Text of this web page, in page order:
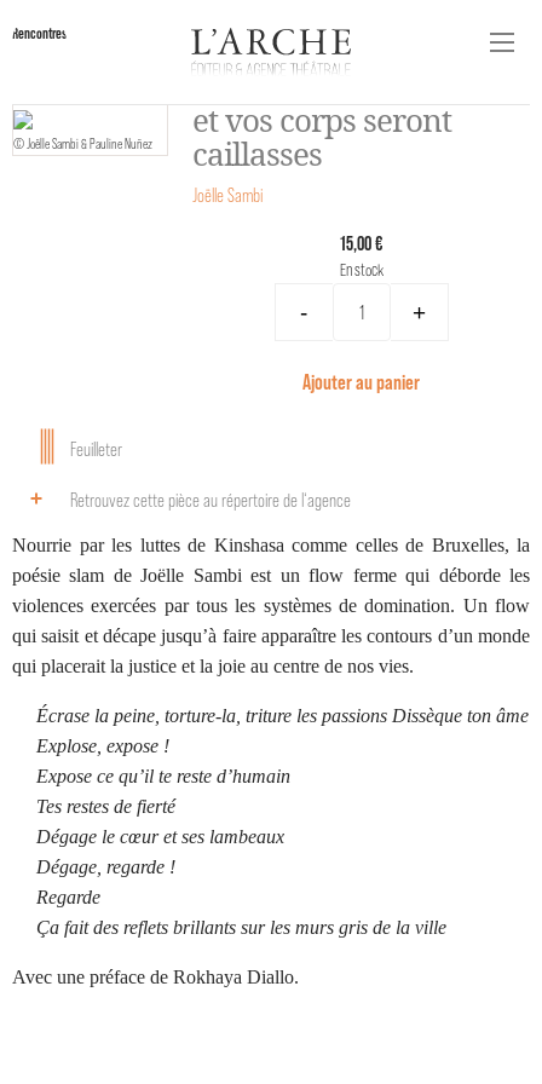
Rencontres
© Joëlle Sambi & Pauline Nuñez
et vos corps seront
caillasses
Joëlle Sambi
15,00 €
En stock
- +
Ajouter au panier
Feuilleter
Retrouvez cette pièce au répertoire de l‘agence
Nourrie par les luttes de Kinshasa comme celles de Bruxelles, la
poésie slam de Joëlle Sambi est un flow ferme qui déborde les
violences exercées par tous les systèmes de domination. Un flow
qui saisit et décape jusqu’à faire apparaître les contours d’un monde
qui placerait la justice et la joie au centre de nos vies.
Écrase la peine, torture-la, triture les passions Dissèque ton âme
Explose, expose !
Expose ce qu’il te reste d’humain
Tes restes de fierté
Dégage le cœur et ses lambeaux
Dégage, regarde !
Regarde
Ça fait des reflets brillants sur les murs gris de la ville
Avec une préface de Rokhaya Diallo.